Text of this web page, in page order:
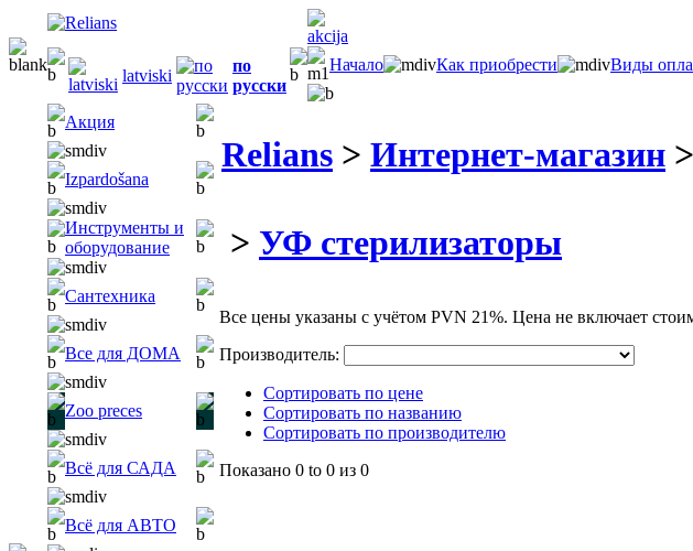
latviski
по
русски
Начало Как приобрести Виды
Акция
Izpardošana
Инструменты и
оборудование
Сантехника
Все для ДОМА
Zoo preces
Всё для САДА
Всё для АВТО
Relians > Интернет-магазин >
> УФ стерилизаторы
Все цены указаны с учётом PVN 21%. Цена не включает
Производитель:
Сортировать по цене
Сортировать по названию
Сортировать по производителю
Показано 0 to 0 из 0